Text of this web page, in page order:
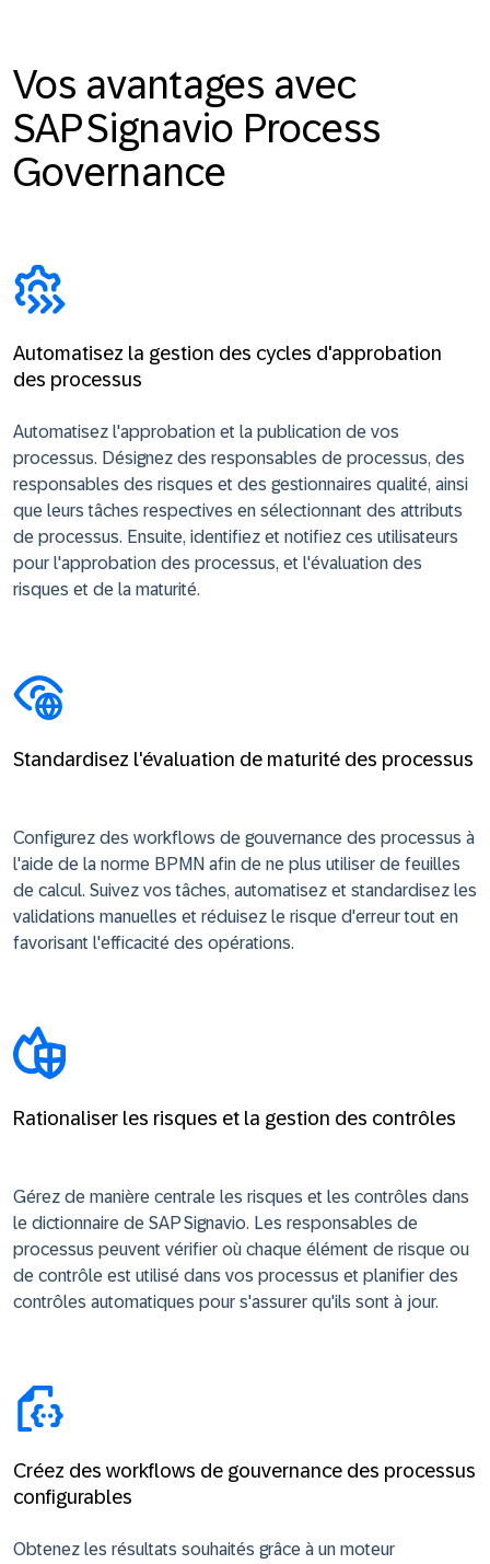
Vos avantages avec
SAP Signavio Process
Governance
Automatisez la gestion des cycles d'approbation
des processus
Automatisez l'approbation et la publication de vos
processus. Désignez des responsables de processus, des
responsables des risques et des gestionnaires qualité, ainsi
que leurs tâches respectives en sélectionnant des attributs
de processus. Ensuite, identifiez et notifiez ces utilisateurs
pour l'approbation des processus, et l'évaluation des
risques et de la maturité.
Standardisez l'évaluation de maturité des processus
Configurez des workflows de gouvernance des processus à
l'aide de la norme BPMN afin de ne plus utiliser de feuilles
de calcul. Suivez vos tâches, automatisez et standardisez les
validations manuelles et réduisez le risque d'erreur tout en
favorisant l'efficacité des opérations.
Rationaliser les risques et la gestion des contrôles
Gérez de manière centrale les risques et les contrôles dans
le dictionnaire de SAP Signavio. Les responsables de
processus peuvent vérifier où chaque élément de risque ou
de contrôle est utilisé dans vos processus et planifier des
contrôles automatiques pour s'assurer qu'ils sont à jour.
Créez des workflows de gouvernance des processus
configurables
Obtenez les résultats souhaités grâce à un moteur